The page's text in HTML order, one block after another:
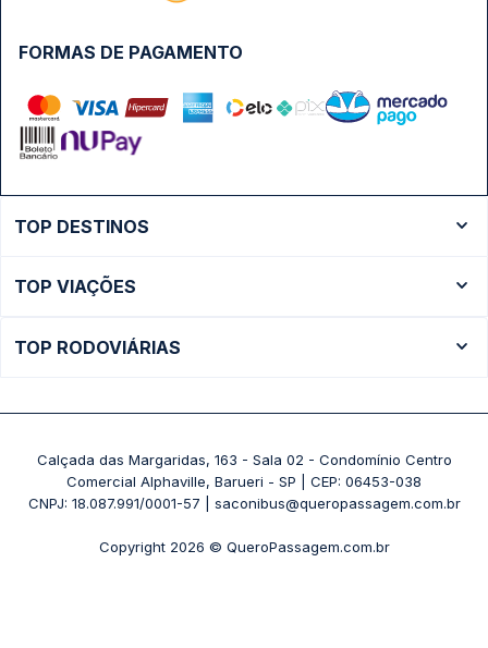
FORMAS DE PAGAMENTO
TOP DESTINOS
Ônibus São Paulo
TOP VIAÇÕES
Passagens Pássaro Marron
+ Viações
TOP RODOVIÁRIAS
Rodoviária Belo Horizonte - Gov. Israel Pinheiro (Tergip)
Rodoviária Curitiba
+ Rodoviárias
Calçada das Margaridas, 163 - Sala 02 - Condomínio Centro
Comercial Alphaville, Barueri - SP | CEP: 06453-038
CNPJ: 18.087.991/0001-57 | saconibus@queropassagem.com.br
Copyright 2026 © QueroPassagem.com.br